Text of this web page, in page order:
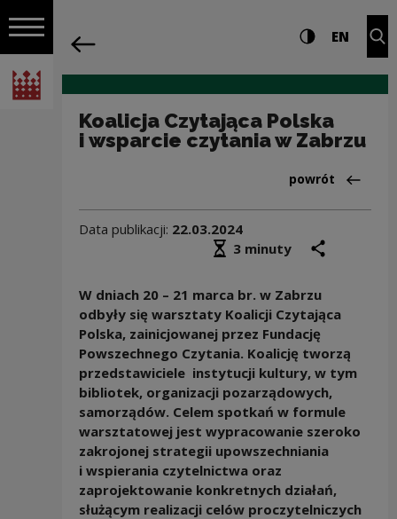
Włącz nawigację
Narodowe Centrum Kultury
Nawigacja Ustawienia i Wysoki
EN
Koalicja Czytająca Polska
i wsparcie czytania w Zabrzu
Powrót
powrót
Data publikacji: 22.03.2024
Średni czas czytania
3 minuty
W dniach 20 – 21 marca br. w Zabrzu
odbyły się warsztaty Koalicji Czytająca
Polska, zainicjowanej przez Fundację
Powszechnego Czytania. Koalicję tworzą
przedstawiciele instytucji kultury, w tym
bibliotek, organizacji pozarządowych,
samorządów. Celem spotkań w formule
warsztatowej jest wypracowanie szeroko
zakrojonej strategii upowszechniania
i wspierania czytelnictwa oraz
zaprojektowanie konkretnych działań,
służącym realizacji celów proczytelniczych